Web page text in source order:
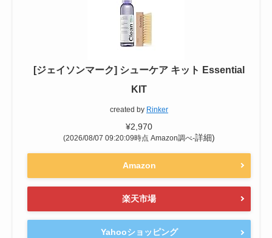
[ジェイソンマーク] シューケア キット Essential
KIT
created by Rinker
¥2,970
(2026/08/07 09:20:09時点 Amazon調べ-詳細)
Amazon
楽天市場
Yahooショッピング